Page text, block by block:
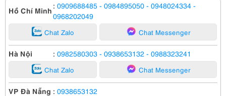
Hồ Chí Minh : 0909688485 - 0984895050 - 0948024334 -
0968202049
Chat Zalo Chat Messenger
Hà Nội : 0982580303 - 0938653132 - 0988323241
Chat Zalo Chat Messenger
VP Đà Nẵng : 0938653132